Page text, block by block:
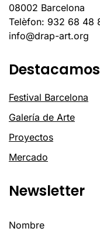
08002 Barcelona
Telèfon: 932 68 48
info@drap-art.org
Destacamos
Festival Barcelona
Galería de Arte
Proyectos
Mercado
Newsletter